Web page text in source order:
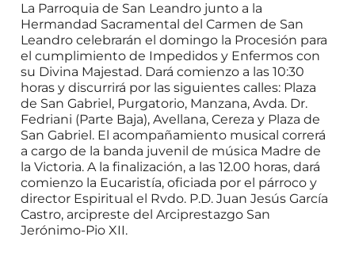
La Parroquia de San Leandro junto a la
Hermandad Sacramental del Carmen de San
Leandro celebrarán el domingo la Procesión para
el cumplimiento de Impedidos y Enfermos con
su Divina Majestad. Dará comienzo a las 10:30
horas y discurrirá por las siguientes calles: Plaza
de San Gabriel, Purgatorio, Manzana, Avda. Dr.
Fedriani (Parte Baja), Avellana, Cereza y Plaza de
San Gabriel. El acompañamiento musical correrá
a cargo de la banda juvenil de música Madre de
la Victoria. A la finalización, a las 12.00 horas, dará
comienzo la Eucaristía, oficiada por el párroco y
director Espiritual el Rvdo. P.D. Juan Jesús García
Castro, arcipreste del Arciprestazgo San
Jerónimo-Pio XII.